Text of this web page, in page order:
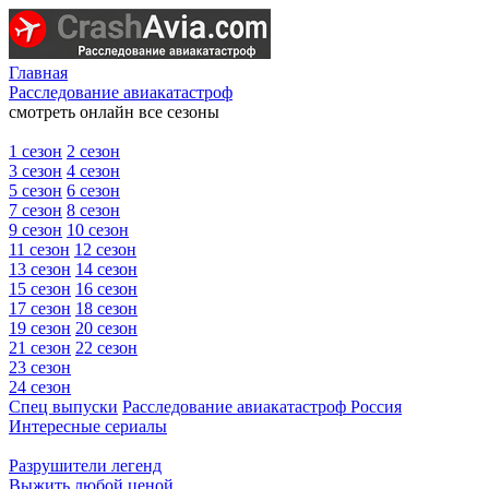
Главная
Расследование авиакатастроф
смотреть онлайн все сезоны
1 сезон 2 сезон
3 сезон 4 сезон
5 сезон 6 сезон
7 сезон 8 сезон
9 сезон 10 сезон
11 сезон 12 сезон
13 сезон 14 сезон
15 сезон 16 сезон
17 сезон 18 сезон
19 сезон 20 сезон
21 сезон 22 сезон
23 сезон
24 сезон
Спец выпуски Расследование авиакатастроф Россия
Интересные сериалы
Разрушители легенд
Выжить любой ценой